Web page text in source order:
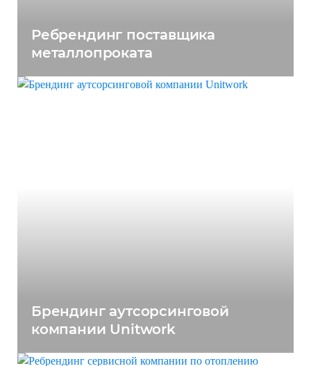
Ребрендинг поставщика
металлопроката
Брендинг аутсорсинговой
компании Unitwork